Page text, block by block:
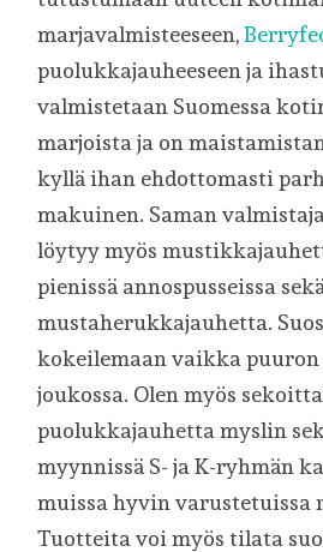
marjavalmisteeseen,
puolukkajauheeseen ja
valmistetaan Suomessa
marjoista ja on
kyllä ihan ehdottomasti
makuinen. Saman
löytyy myös
pienissä annospusseissa
mustaherukkajauhetta.
kokeilemaan vaikka
joukossa. Olen myös
puolukkajauhetta myslin
myynnissä S- ja K-ryhmän
muissa hyvin varustetuissa
Tuotteita voi myös tilata